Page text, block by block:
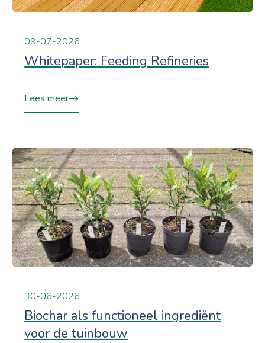
09-07-2026
Whitepaper: Feeding Refineries
Lees meer
30-06-2026
Biochar als functioneel ingrediënt
voor de tuinbouw